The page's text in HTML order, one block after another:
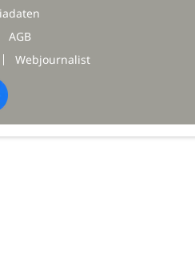
AGB
Webjournalist